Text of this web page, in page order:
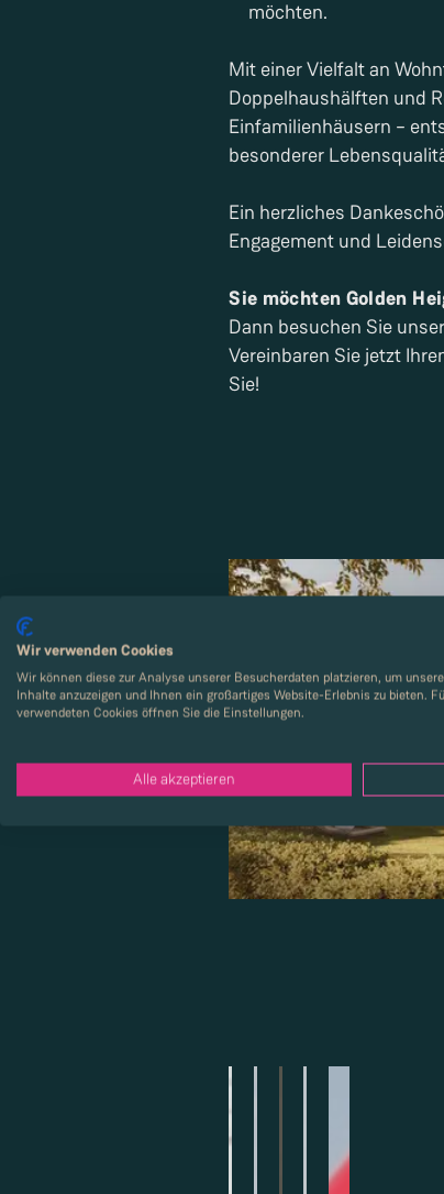
möchten.
Mit einer Vielfalt an
Doppelhaushälften und
Einfamilienhäusern –
besonderer
Ein herzliches
Engagement und
Sie möchten Golden
Dann besuchen Sie
Vereinbaren Sie jetzt
Sie!
Wir verwenden Cookies
Wir können diese zur Analyse unserer Besucherdaten platzieren, um
Inhalte anzuzeigen und Ihnen ein großartiges Website-Erlebnis zu bieten.
verwendeten Cookies öffnen Sie die Einstellungen.
Alle akzeptieren